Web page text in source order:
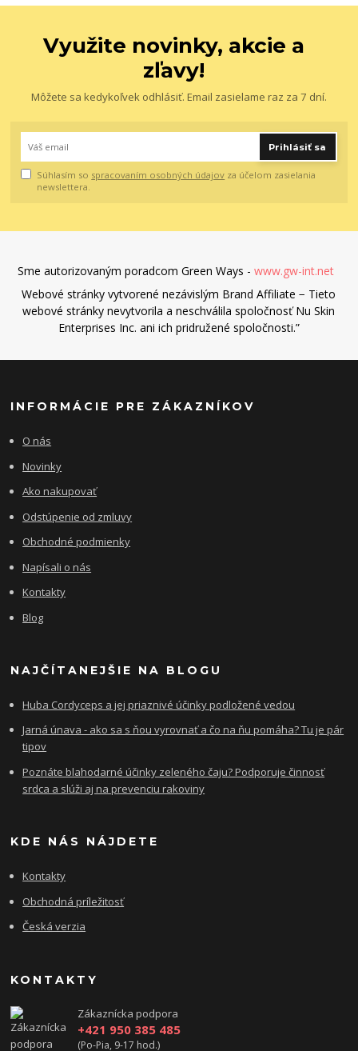
Využite novinky, akcie a
zľavy!
Môžete sa kedykoľvek odhlásiť. Email zasielame raz za 7 dní.
Prihlásiť sa
Súhlasím so spracovaním osobných údajov za účelom zasielania
newslettera.
Sme autorizovaným poradcom Green Ways - www.gw-int.net
Webové stránky vytvorené nezávislým Brand Affiliate − Tieto
webové stránky nevytvorila a neschválila spoločnosť Nu Skin
Enterprises Inc. ani ich pridružené spoločnosti.”
INFORMÁCIE PRE ZÁKAZNÍKOV
O nás
Novinky
Ako nakupovať
Odstúpenie od zmluvy
Obchodné podmienky
Napísali o nás
Kontakty
Blog
NAJČÍTANEJŠIE NA BLOGU
Huba Cordyceps a jej priaznivé účinky podložené vedou
Jarná únava - ako sa s ňou vyrovnať a čo na ňu pomáha? Tu je pár
tipov
Poznáte blahodarné účinky zeleného čaju? Podporuje činnosť
srdca a slúži aj na prevenciu rakoviny
KDE NÁS NÁJDETE
Kontakty
Obchodná príležitosť
Česká verzia
KONTAKTY
Zákaznícka podpora
+421 950 385 485
(Po-Pia, 9-17 hod.)